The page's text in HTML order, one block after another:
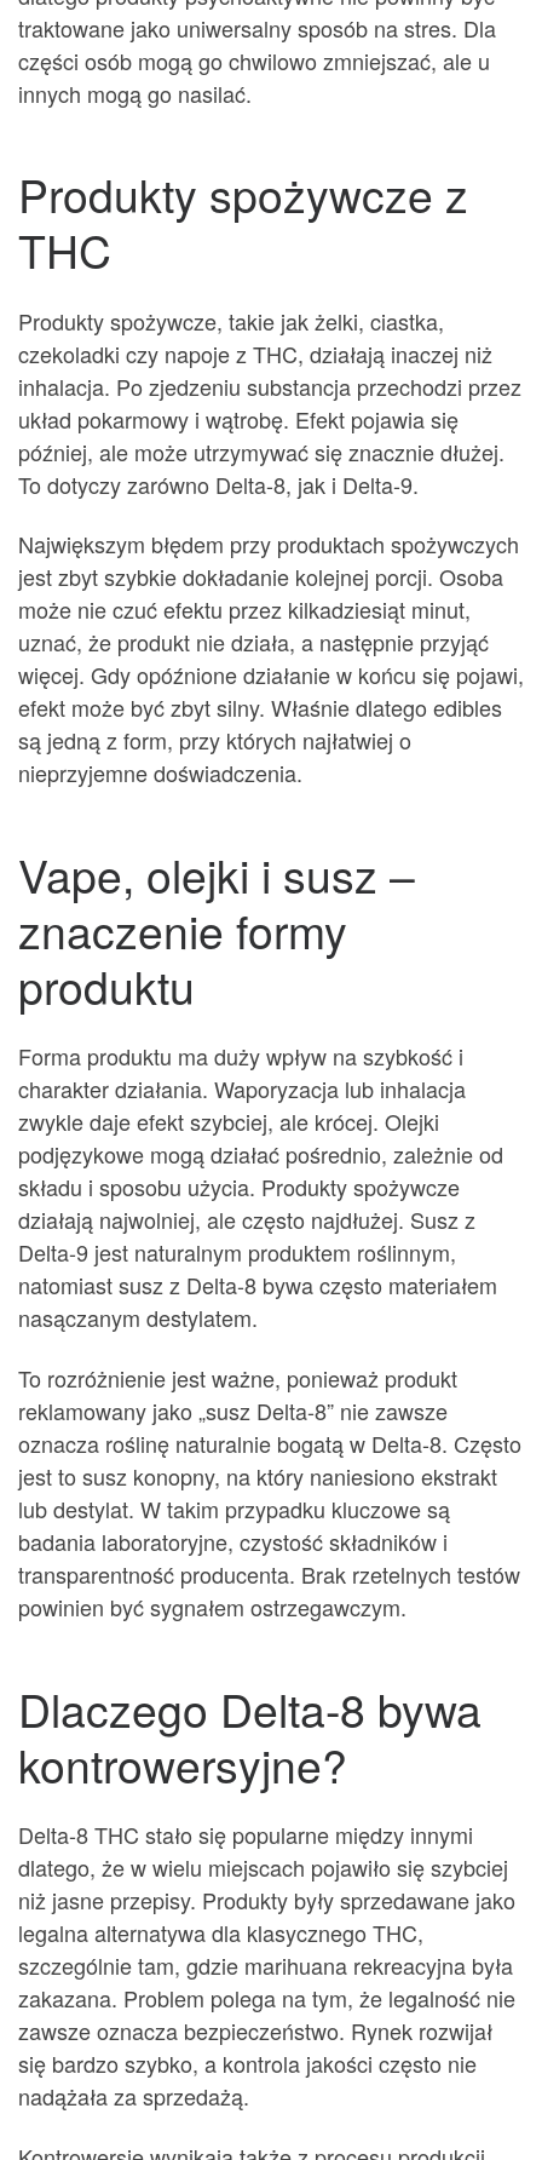
traktowane jako uniwersalny sposób na stres. Dla
części osób mogą go chwilowo zmniejszać, ale u
innych mogą go nasilać.
Produkty spożywcze z
THC
Produkty spożywcze, takie jak żelki, ciastka,
czekoladki czy napoje z THC, działają inaczej niż
inhalacja. Po zjedzeniu substancja przechodzi przez
układ pokarmowy i wątrobę. Efekt pojawia się
później, ale może utrzymywać się znacznie dłużej.
To dotyczy zarówno Delta-8, jak i Delta-9.
Największym błędem przy produktach spożywczych
jest zbyt szybkie dokładanie kolejnej porcji. Osoba
może nie czuć efektu przez kilkadziesiąt minut,
uznać, że produkt nie działa, a następnie przyjąć
więcej. Gdy opóźnione działanie w końcu się pojawi,
efekt może być zbyt silny. Właśnie dlatego edibles
są jedną z form, przy których najłatwiej o
nieprzyjemne doświadczenia.
Vape, olejki i susz –
znaczenie formy
produktu
Forma produktu ma duży wpływ na szybkość i
charakter działania. Waporyzacja lub inhalacja
zwykle daje efekt szybciej, ale krócej. Olejki
podjęzykowe mogą działać pośrednio, zależnie od
składu i sposobu użycia. Produkty spożywcze
działają najwolniej, ale często najdłużej. Susz z
Delta-9 jest naturalnym produktem roślinnym,
natomiast susz z Delta-8 bywa często materiałem
nasączanym destylatem.
To rozróżnienie jest ważne, ponieważ produkt
reklamowany jako „susz Delta-8” nie zawsze
oznacza roślinę naturalnie bogatą w Delta-8. Często
jest to susz konopny, na który naniesiono ekstrakt
lub destylat. W takim przypadku kluczowe są
badania laboratoryjne, czystość składników i
transparentność producenta. Brak rzetelnych testów
powinien być sygnałem ostrzegawczym.
Dlaczego Delta-8 bywa
kontrowersyjne?
Delta-8 THC stało się popularne między innymi
dlatego, że w wielu miejscach pojawiło się szybciej
niż jasne przepisy. Produkty były sprzedawane jako
legalna alternatywa dla klasycznego THC,
szczególnie tam, gdzie marihuana rekreacyjna była
zakazana. Problem polega na tym, że legalność nie
zawsze oznacza bezpieczeństwo. Rynek rozwijał
się bardzo szybko, a kontrola jakości często nie
nadążała za sprzedażą.